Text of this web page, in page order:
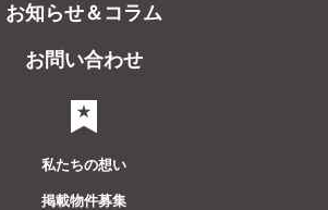
お知らせ＆コラム
お問い合わせ
私たちの想い
掲載物件募集